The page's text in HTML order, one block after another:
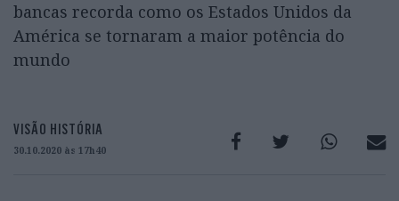
bancas recorda como os Estados Unidos da
América se tornaram a maior potência do
mundo
VISÃO HISTÓRIA
30.10.2020 às 17h40